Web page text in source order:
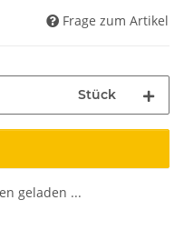
Frage zum Artikel
Stück
geladen ...